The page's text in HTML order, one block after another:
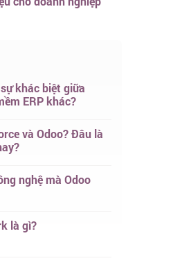
khác biệt giữa
ERP khác?
và Odoo? Đâu là
nghệ mà Odoo
là gì?